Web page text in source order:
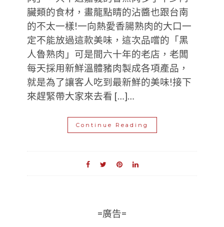
臟類的食材，畫龍點睛的沾醬也跟台南
的不太一樣!一向熱愛香腸熟肉的大口一
定不能放過這款美味，這次品嚐的「黑
人魯熟肉」可是間六十年的老店，老闆
每天採用新鮮溫體豬肉製成各項產品，
就是為了讓客人吃到最新鮮的美味!接下
來趕緊帶大家來去看 […]…
Continue Reading
=廣告=